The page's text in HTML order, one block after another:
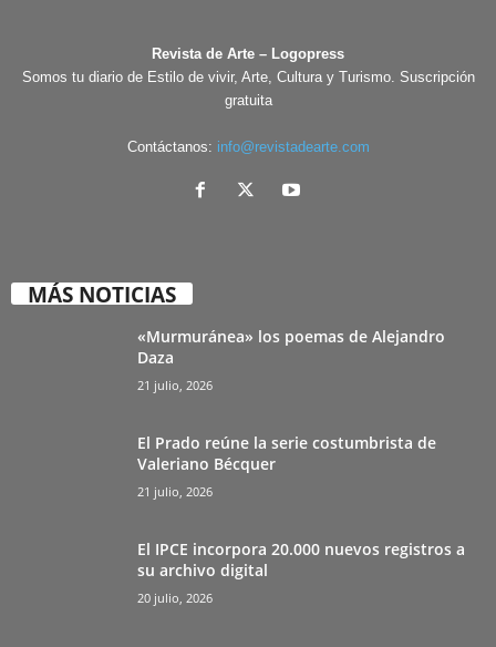
Revista de Arte – Logopress
Somos tu diario de Estilo de vivir, Arte, Cultura y Turismo. Suscripción
gratuita
Contáctanos: info@revistadearte.com
MÁS NOTICIAS
«Murmuránea» los poemas de Alejandro
Daza
21 julio, 2026
El Prado reúne la serie costumbrista de
Valeriano Bécquer
21 julio, 2026
El IPCE incorpora 20.000 nuevos registros a
su archivo digital
20 julio, 2026